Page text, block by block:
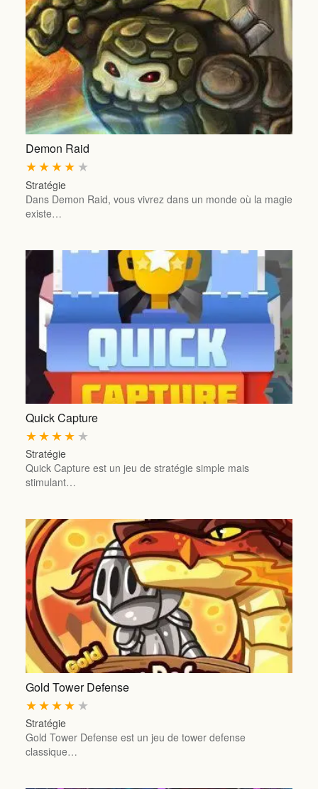
Demon Raid
★
★
★
★
★
Stratégie
Dans Demon Raid, vous vivrez dans un monde où la magie
existe…
Quick Capture
★
★
★
★
★
Stratégie
Quick Capture est un jeu de stratégie simple mais
stimulant…
Gold Tower Defense
★
★
★
★
★
Stratégie
Gold Tower Defense est un jeu de tower defense
classique…